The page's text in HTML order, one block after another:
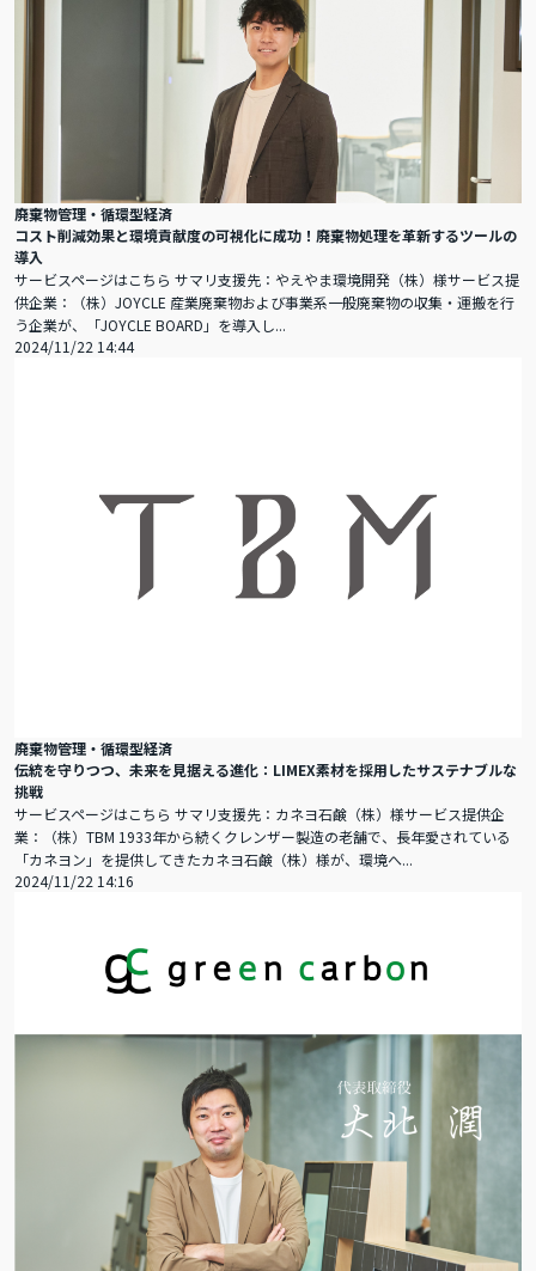
廃棄物管理・循環型経済
コスト削減効果と環境貢献度の可視化に成功！廃棄物処理を革新するツールの
導入
サービスページはこちら サマリ支援先：やえやま環境開発（株）様サービス提
供企業：（株）JOYCLE 産業廃棄物および事業系一般廃棄物の収集・運搬を行
う企業が、「JOYCLE BOARD」を導入し...
2024/11/22 14:44
廃棄物管理・循環型経済
伝統を守りつつ、未来を見据える進化：LIMEX素材を採用したサステナブルな
挑戦
サービスページはこちら サマリ支援先：カネヨ石鹸（株）様サービス提供企
業：（株）TBM 1933年から続くクレンザー製造の老舗で、長年愛されている
「カネヨン」を提供してきたカネヨ石鹸（株）様が、環境へ...
2024/11/22 14:16